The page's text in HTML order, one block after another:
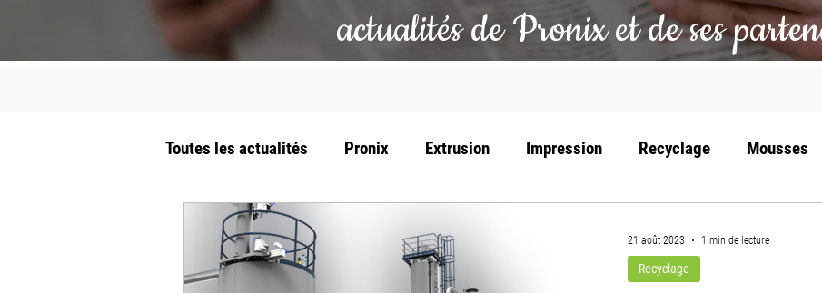
actualités de Pronix et de ses
Toutes les actualités Pronix Extrusion Impression Recyclage Mousses
Recyclage
21 août 2023 1 min de lecture